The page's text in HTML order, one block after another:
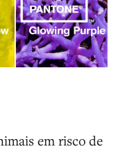
em risco de